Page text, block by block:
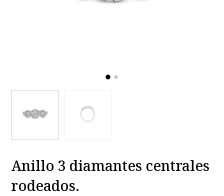
Anillo 3 diamantes centrales
rodeados.